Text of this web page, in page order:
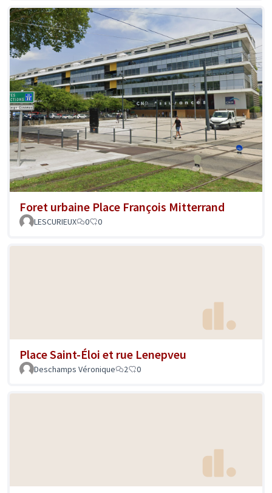
Foret urbaine Place François Mitterrand
LESCURIEUX 0 0
Place Saint-Éloi et rue Lenepveu
Deschamps Véronique 2 0